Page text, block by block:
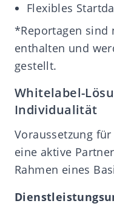
Flexibles
*Reportagen sind
enthalten und
gestellt.
Whitelabel-
Individualität
Voraussetzung
eine aktive
Rahmen eines